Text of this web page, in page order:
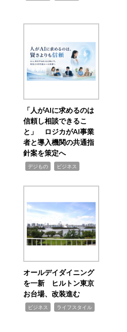
「人がAIに求めるのは
信頼し相談できるこ
と」 ロジカがAI事業
者と導入機関の共通指
針案を策定へ
デジもの ビジネス
オールデイダイニング
を一新 ヒルトン東京
お台場、改装進む
ビジネス ライフスタイル